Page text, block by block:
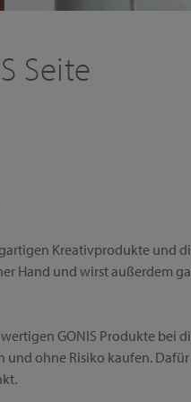
Seite
Kreativprodukte und
Hand und wirst außerdem
GONIS Produkte bei
ohne Risiko kaufen.